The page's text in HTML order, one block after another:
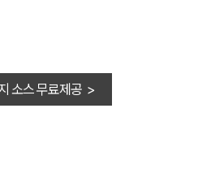
소스 무료제공 >